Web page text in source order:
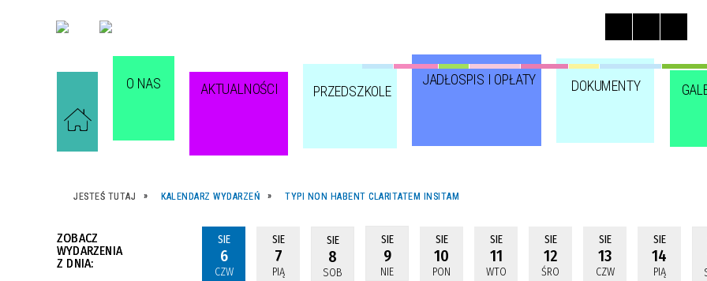
O NAS AKTUALNOŚCI PRZEDSZKOLE
JADŁOSPIS I OPŁATY DOKUMENTY
JESTEŚ TUTAJ KALENDARZ WYDARZEŃ TYPI NON HABENT CLARITATEM INSITAM
ZOBACZ
WYDARZENIA
Z DNIA:
SIE
6
CZW
SIE
7
PIĄ
SIE
8
SOB
SIE
9
NIE
SIE
10
PON
SIE
11
WTO
SIE
12
ŚRO
SIE
13
CZW
SIE
14
PIĄ